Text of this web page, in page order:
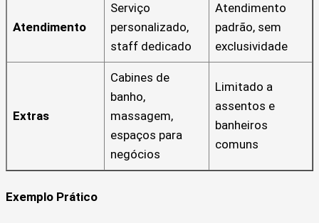
Atendimento
Serviço
personalizado,
staff dedicado
Atendimento
padrão, sem
exclusividade
Extras
Cabines de
banho,
massagem,
espaços para
negócios
Limitado a
assentos e
banheiros
comuns
Exemplo Prático